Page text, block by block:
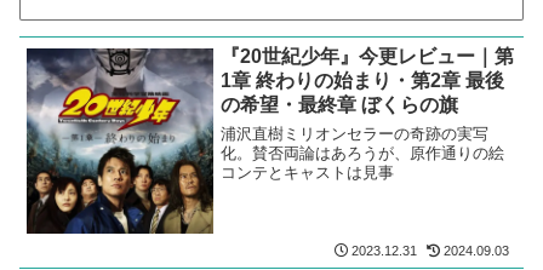
『20世紀少年』今更レビュー｜第
1章 終わりの始まり・第2章 最後
の希望・最終章 ぼくらの旗
浦沢直樹ミリオンセラーの奇跡の実写
化。賛否両論はあろうが、原作通りの絵
コンテとキャストは見事
2023.12.31 2024.09.03